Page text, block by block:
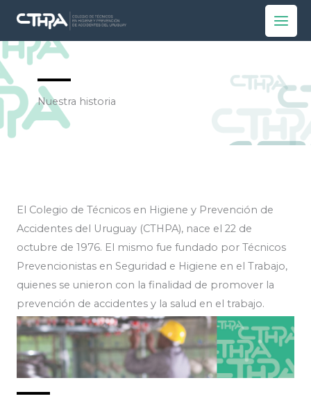
contenido
Nuestra historia
El Colegio de Técnicos en Higiene y Prevención de
Accidentes del Uruguay (CTHPA), nace el 22 de
octubre de 1976. El mismo fue fundado por Técnicos
Prevencionistas en Seguridad e Higiene en el Trabajo,
quienes se unieron con la finalidad de promover la
prevención de accidentes y la salud en el trabajo.